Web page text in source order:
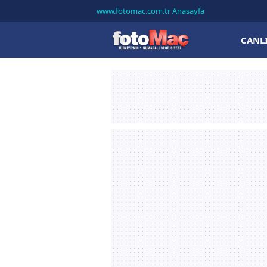
www.fotomac.com.tr Anasayfa